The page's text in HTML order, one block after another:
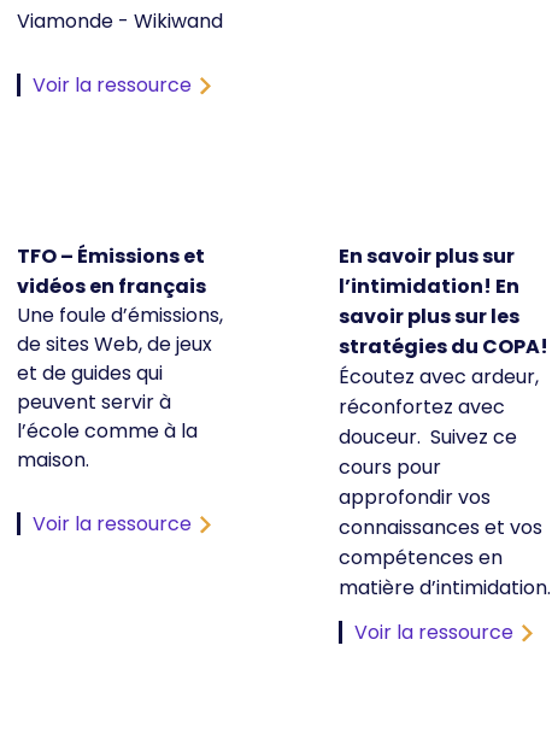
Voir la ressource
TFO – Émissions et
vidéos en français
Une foule d’émissions,
de sites Web, de jeux
et de guides qui
peuvent servir à
l’école comme à la
maison.
Voir la ressource
En savoir plus sur
l’intimidation! En
savoir plus sur les
stratégies du COPA!
Écoutez avec ardeur,
réconfortez avec
douceur. Suivez ce
cours pour
approfondir vos
connaissances et vos
compétences en
matière d’intimidation.
Voir la ressource